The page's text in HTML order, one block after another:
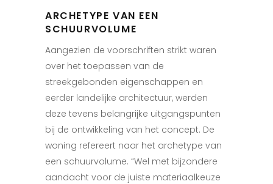
ARCHETYPE VAN EEN
SCHUURVOLUME
Aangezien de voorschriften strikt waren
over het toepassen van de
streekgebonden eigenschappen en
eerder landelijke architectuur, werden
deze tevens belangrijke uitgangspunten
bij de ontwikkeling van het concept. De
woning refereert naar het archetype van
een schuurvolume. “Wel met bijzondere
aandacht voor de juiste materiaalkeuze